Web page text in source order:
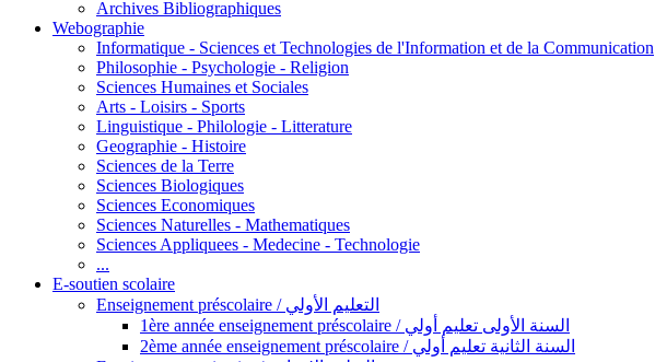
Archives Bibliographiques
Webographie
Informatique - Sciences et Technologies de l'Information et de la Communication
Philosophie - Psychologie - Religion
Sciences Humaines et Sociales
Arts - Loisirs - Sports
Linguistique - Philologie - Litterature
Geographie - Histoire
Sciences de la Terre
Sciences Biologiques
Sciences Economiques
Sciences Naturelles - Mathematiques
Sciences Appliquees - Medecine - Technologie
...
E-soutien scolaire
Enseignement préscolaire / التعليم الأولي
1ère année enseignement préscolaire / السنة الأولى تعليم أولي
2ème année enseignement préscolaire / السنة الثانية تعليم أولي